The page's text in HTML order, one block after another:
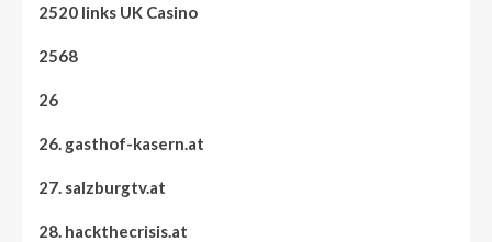
2520 links UK Casino
2568
26
26. gasthof-kasern.at
27. salzburgtv.at
28. hackthecrisis.at